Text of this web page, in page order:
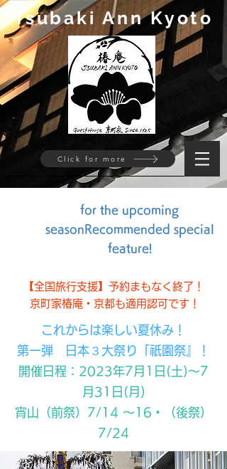
Tsubaki Ann Kyoto
Click for more
for the upcoming
season Recommended special
feature!
【全国旅行支援】予約まもなく終了！
京町家椿庵・京都も適用認可です！
​これからは楽しい夏休み！
第一弾 日本３大祭り「祇園祭』！
開催日程：2023年7月1日(土)～7
月31日(月)
宵山（前祭）7/14 〜16・
（後祭）
7/24